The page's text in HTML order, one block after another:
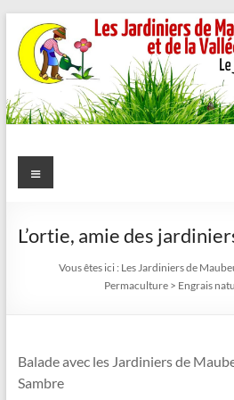
au
contenu
Les
de
Maubeuge
la
Menu
L’ortie, amie des
Vous êtes ici : Les Jardiniers de
Permaculture > Engrais
Balade avec les Jardiniers de
Sambre